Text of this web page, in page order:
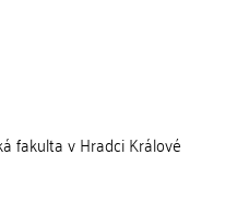
fakulta v Hradci Králové